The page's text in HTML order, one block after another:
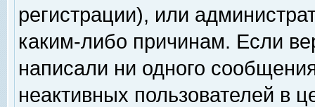
регистрации), или
каким-либо причинам. Если
написали ни одного
неактивных пользователей в